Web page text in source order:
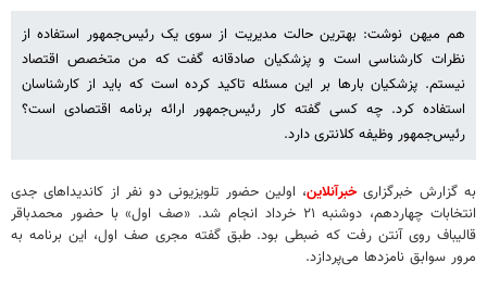
هم میهن نوشت: بهترین حالت مدیریت از سوی یک رئیس‌جمهور استفاده از
نظرات کارشناسی است و پزشکیان صادقانه گفت که من متخصص اقتصاد
نیستم. پزشکیان بارها بر این مسئله تاکید کرده است که باید از کارشناسان
استفاده کرد. چه کسی گفته کار رئیس‏‌جمهور ارائه برنامه اقتصادی است؟
رئیس‌‏جمهور وظیفه‏ کلان‏تری دارد.
به گزارش خبرگزاریخبرآنلاین، اولین حضور تلویزیونی دو نفر از کاندیداهای جدی
انتخابات چهاردهم، دوشنبه ۲۱ خرداد انجام شد. «صف اول» با حضور محمدباقر
قالیباف روی آنتن رفت که ضبطی بود. طبق گفته مجری صف اول، این برنامه به
مرور سوابق نامزدها می‌پردازد.